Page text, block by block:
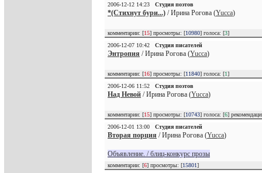
2006-12-12 14:23
Студия поэтов
*(Стихнут бури...) / Ирина Рогова (Yucca)
комментарии: [15] просмотры: [10980] голоса: [3]
2006-12-07 10:42
Студия писателей
Энтропия / Ирина Рогова (Yucca)
комментарии: [16] просмотры: [11840] голоса: [1]
2006-12-06 11:52
Студия поэтов
Над Невой / Ирина Рогова (Yucca)
комментарии: [15] просмотры: [10743] голоса: [6]
2006-12-01 13:00
Студия писателей
Вторая порция / Ирина Рогова (Yucca)
Объявление. / блиц-конкурс прозы
комментарии: [6] просмотры: [15801]